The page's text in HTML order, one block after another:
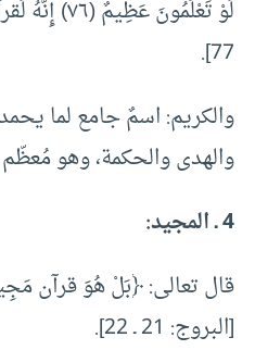
77].
والكريم: اسمٌ جامع لما
والهدى والحكمة، وهو
4 ـ المجيد:
قال تعالى: ﴿بَلْ هُوَ قرآن
[البروج: 21 ـ 22].